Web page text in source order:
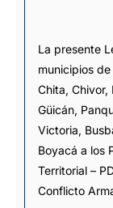
La presente
municipios
Chita, Chivor,
Güicán,
Victoria,
Boyacá a los
Territorial –
Conflicto